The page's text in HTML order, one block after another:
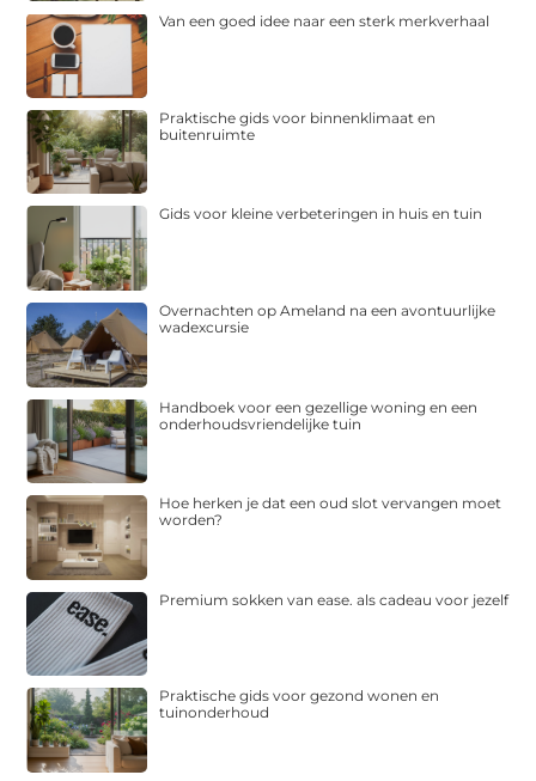
Van een goed idee naar een sterk merkverhaal
Praktische gids voor binnenklimaat en
buitenruimte
Gids voor kleine verbeteringen in huis en tuin
Overnachten op Ameland na een avontuurlijke
wadexcursie
Handboek voor een gezellige woning en een
onderhoudsvriendelijke tuin
Hoe herken je dat een oud slot vervangen moet
worden?
Premium sokken van ease. als cadeau voor jezelf
Praktische gids voor gezond wonen en
tuinonderhoud